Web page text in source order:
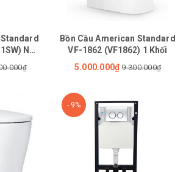
Nắp
Bồn Cầu American Standard
VF-1862 (VF1862) 1 Khối
5.000.000₫ 9.300.000₫
- 9%